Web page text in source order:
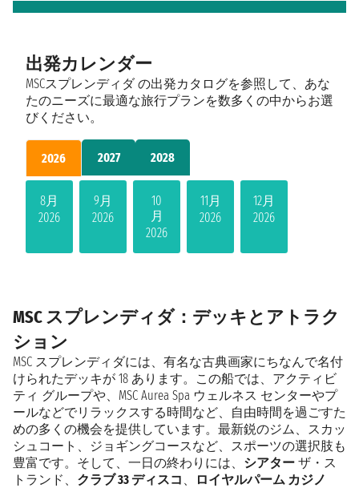
出発カレンダー
MSCスプレンディダ の出発カタログを参照して、あな
たのニーズに最適な旅行プランを数多くの中からお選
びください。
2026 2027 2028
8月
2026
9月
2026
10
月
2026
11月
2026
12月
2026
MSC スプレンディダ：デッキとアトラク
ション
MSC スプレンディダには、有名な古典画家にちなんで名付
けられたデッキが 18 あります。この船では、アクティビ
ティ グループや、MSC Aurea Spa ウェルネス センターやプ
ールなどでリラックスする時間など、自由時間を過ごすた
めの多くの機会を提供しています。最新鋭のジム、スカッ
シュコート、ジョギングコースなど、スポーツの選択肢も
豊富です。そして、一日の終わりには、 シアター ザ・ス
トランド、 クラブ 33 ディスコ 、
ロイヤルパーム カジノ